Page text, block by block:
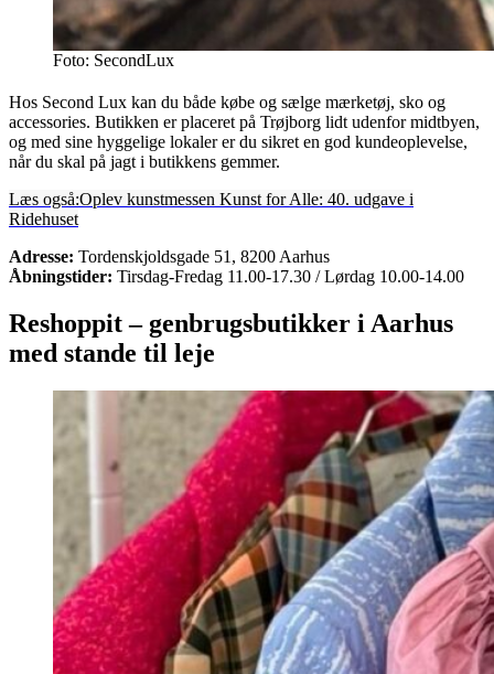
Foto: SecondLux
Hos Second Lux kan du både købe og sælge mærketøj, sko og
accessories. Butikken er placeret på Trøjborg lidt udenfor midtbyen,
og med sine hyggelige lokaler er du sikret en god kundeoplevelse,
når du skal på jagt i butikkens gemmer.
Læs også:Oplev kunstmessen Kunst for Alle: 40. udgave i
Ridehuset
Adresse: Tordenskjoldsgade 51, 8200 Aarhus
Åbningstider: Tirsdag-Fredag 11.00-17.30 / Lørdag 10.00-14.00
Reshoppit – genbrugsbutikker i Aarhus
med stande til leje